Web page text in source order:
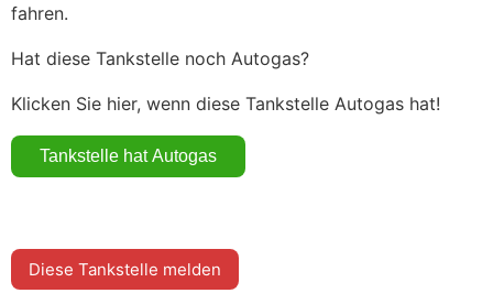
fahren.
Hat diese Tankstelle noch Autogas?
Klicken Sie hier, wenn diese Tankstelle Autogas hat!
Diese Tankstelle melden